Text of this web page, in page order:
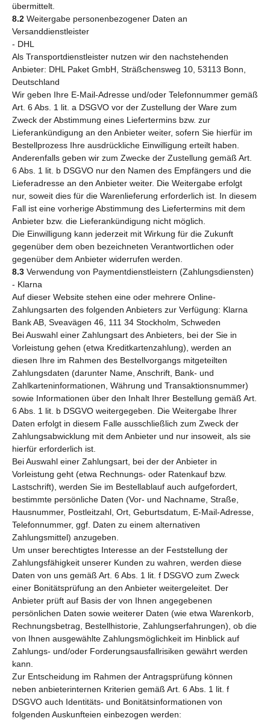
übermittelt.
8.2 Weitergabe personenbezogener Daten an
Versanddienstleister
- DHL
Als Transportdienstleister nutzen wir den nachstehenden
Anbieter: DHL Paket GmbH, Sträßchensweg 10, 53113 Bonn,
Deutschland
Wir geben Ihre E-Mail-Adresse und/oder Telefonnummer gemäß
Art. 6 Abs. 1 lit. a DSGVO vor der Zustellung der Ware zum
Zweck der Abstimmung eines Liefertermins bzw. zur
Lieferankündigung an den Anbieter weiter, sofern Sie hierfür im
Bestellprozess Ihre ausdrückliche Einwilligung erteilt haben.
Anderenfalls geben wir zum Zwecke der Zustellung gemäß Art.
6 Abs. 1 lit. b DSGVO nur den Namen des Empfängers und die
Lieferadresse an den Anbieter weiter. Die Weitergabe erfolgt
nur, soweit dies für die Warenlieferung erforderlich ist. In diesem
Fall ist eine vorherige Abstimmung des Liefertermins mit dem
Anbieter bzw. die Lieferankündigung nicht möglich.
Die Einwilligung kann jederzeit mit Wirkung für die Zukunft
gegenüber dem oben bezeichneten Verantwortlichen oder
gegenüber dem Anbieter widerrufen werden.
8.3 Verwendung von Paymentdienstleistern (Zahlungsdiensten)
- Klarna
Auf dieser Website stehen eine oder mehrere Online-
Zahlungsarten des folgenden Anbieters zur Verfügung: Klarna
Bank AB, Sveavägen 46, 111 34 Stockholm, Schweden
Bei Auswahl einer Zahlungsart des Anbieters, bei der Sie in
Vorleistung gehen (etwa Kreditkartenzahlung), werden an
diesen Ihre im Rahmen des Bestellvorgangs mitgeteilten
Zahlungsdaten (darunter Name, Anschrift, Bank- und
Zahlkarteninformationen, Währung und Transaktionsnummer)
sowie Informationen über den Inhalt Ihrer Bestellung gemäß Art.
6 Abs. 1 lit. b DSGVO weitergegeben. Die Weitergabe Ihrer
Daten erfolgt in diesem Falle ausschließlich zum Zweck der
Zahlungsabwicklung mit dem Anbieter und nur insoweit, als sie
hierfür erforderlich ist.
Bei Auswahl einer Zahlungsart, bei der der Anbieter in
Vorleistung geht (etwa Rechnungs- oder Ratenkauf bzw.
Lastschrift), werden Sie im Bestellablauf auch aufgefordert,
bestimmte persönliche Daten (Vor- und Nachname, Straße,
Hausnummer, Postleitzahl, Ort, Geburtsdatum, E-Mail-Adresse,
Telefonnummer, ggf. Daten zu einem alternativen
Zahlungsmittel) anzugeben.
Um unser berechtigtes Interesse an der Feststellung der
Zahlungsfähigkeit unserer Kunden zu wahren, werden diese
Daten von uns gemäß Art. 6 Abs. 1 lit. f DSGVO zum Zweck
einer Bonitätsprüfung an den Anbieter weitergeleitet. Der
Anbieter prüft auf Basis der von Ihnen angegebenen
persönlichen Daten sowie weiterer Daten (wie etwa Warenkorb,
Rechnungsbetrag, Bestellhistorie, Zahlungserfahrungen), ob die
von Ihnen ausgewählte Zahlungsmöglichkeit im Hinblick auf
Zahlungs- und/oder Forderungsausfallrisiken gewährt werden
kann.
Zur Entscheidung im Rahmen der Antragsprüfung können
neben anbieterinternen Kriterien gemäß Art. 6 Abs. 1 lit. f
DSGVO auch Identitäts- und Bonitätsinformationen von
folgenden Auskunfteien einbezogen werden: